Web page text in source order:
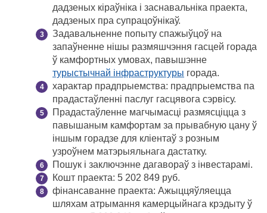
дадзеных кіраўніка і заснавальніка праекта,
дадзеных пра супрацоўнікаў.
Задавальненне попыту спажыўцоў на
запаўненне нішы размяшчэння гасцей горада
ў камфортных умовах, павышэнне
турыстычнай інфраструктуры горада.
характар ​​прадпрыемства: прадпрыемства па
прадастаўленні паслуг гасцявога сэрвісу.
Прадастаўленне магчымасці размясціцца з
павышаным камфортам за прывабную цану ў
іншым горадзе для кліентаў з розным
узроўнем матэрыяльнага дастатку.
Пошук і заключэнне дагавораў з інвестарамі.
Кошт праекта: 5 202 849 руб.
фінансаванне праекта: Ажыццяўляецца
шляхам атрымання камерцыйнага крэдыту ў